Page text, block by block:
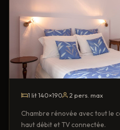
1 lit 140×190 2 pers. max
Chambre rénovée avec tout le
haut débit et TV connectée.